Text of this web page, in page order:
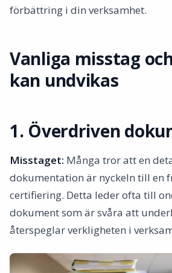
förbättring i din verksamhet.
Vanliga misstag
kan undvikas
1. Överdriven
Misstaget: Många tror att en
dokumentation är nyckeln till en
certifiering. Detta leder ofta till
dokument som är svåra att
återspeglar verkligheten i